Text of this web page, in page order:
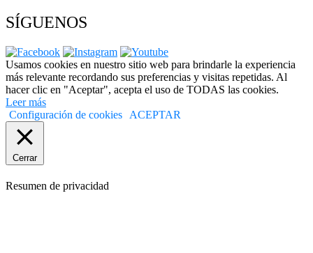
SÍGUENOS
Usamos cookies en nuestro sitio web para brindarle la experiencia
más relevante recordando sus preferencias y visitas repetidas. Al
hacer clic en "Aceptar", acepta el uso de TODAS las cookies.
Leer más
Configuración de cookies
ACEPTAR
Cerrar
Resumen de privacidad